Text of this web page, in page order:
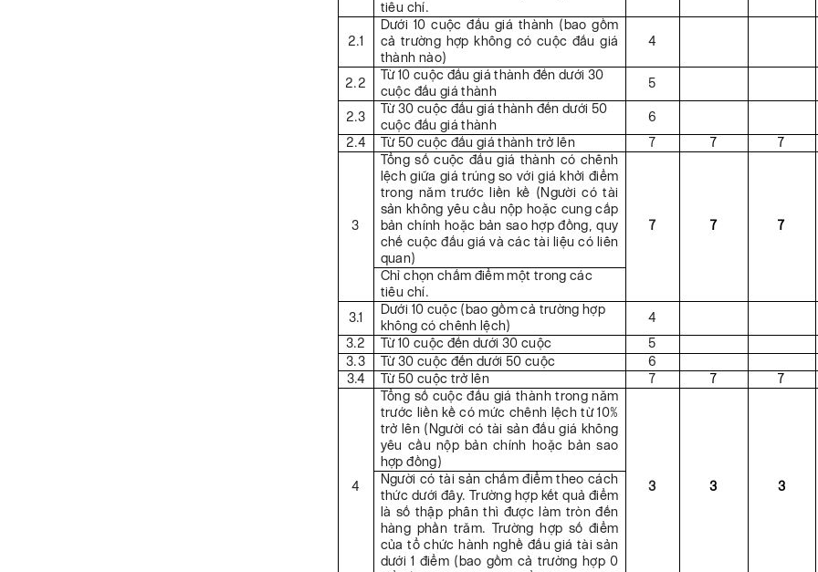
tiêu chí.
2.1
Dưới 10 cuộc đấu giá thành (bao gồm
cả trường hợp không có cuộc đấu giá
thành nào)
4
2.2
Từ 10 cuộc đấu giá thành đến dưới 30
cuộc đấu giá thành
5
2.3
Từ 30 cuộc đấu giá thành đến dưới 50
cuộc đấu giá thành
6
2.4
Từ 50 cuộc đấu giá thành trở lên 7 7 7
3
Tổng số cuộc đấu giá thành có chênh
lệch giữa giá trúng so với giá khởi điểm
trong năm trước liền kề (Người có tài
sản không yêu cầu nộp hoặc cung cấp
bản chính hoặc bản sao hợp đồng, quy
chế cuộc đấu giá và các tài liệu có liên
quan)
7 7 7
Chỉ chọn chấm điểm một trong các
tiêu chí.
3.1
Dưới 10 cuộc (bao gồm cả trường hợp
không có chênh lệch)
4
3.2
Từ 10 cuộc đến dưới 30 cuộc 5
3.3 Từ 30 cuộc đến dưới 50 cuộc
6
3.4
Từ 50 cuộc trở lên 7 7 7
4
Tổng số cuộc đấu giá thành trong năm
trước liền kề có mức chênh lệch từ 10%
trở lên (Người có tài sản đấu giá không
yêu cầu nộp bản chính hoặc bản sao
hợp đồng)
3
3 3
Người có tài sản chấm điểm theo cách
thức dưới đây. Trường hợp kết quả điểm
là số thập phân thì được làm tròn đến
hàng phần trăm. Trường hợp số điểm
của tổ chức hành nghề đấu giá tài sản
dưới 1 điểm (bao gồm cả trường hợp 0